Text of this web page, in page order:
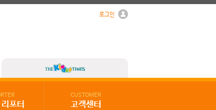
로그인
포터
CUSTOMER
고객센터